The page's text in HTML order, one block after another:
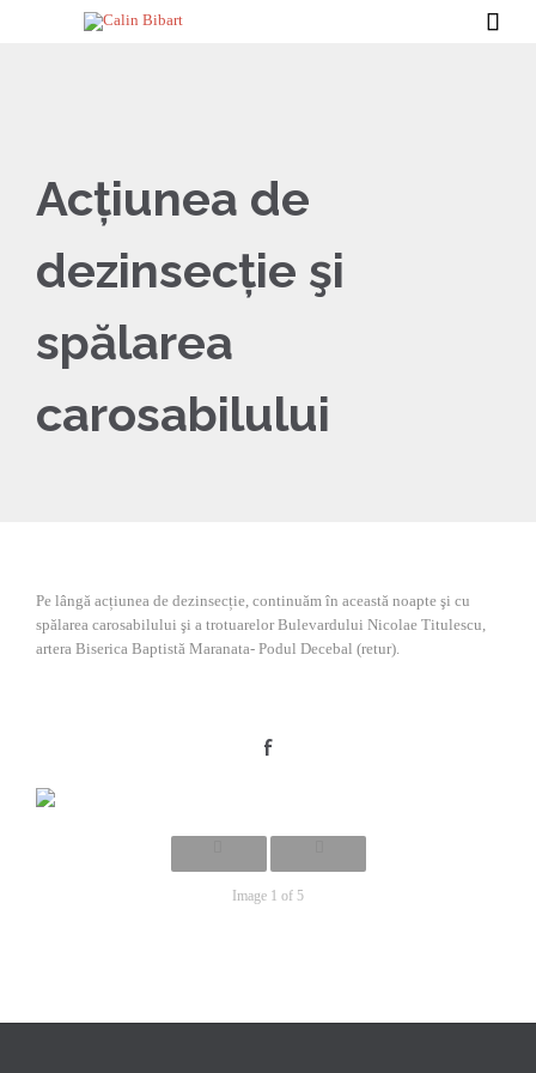

Acțiunea de
dezinsecție şi
spălarea
carosabilului
Pe lângă acțiunea de dezinsecție, continuăm în această noapte şi cu
spălarea carosabilului şi a trotuarelor Bulevardului Nicolae Titulescu,
artera Biserica Baptistă Maranata- Podul Decebal (retur).
f
Image 1 of 5